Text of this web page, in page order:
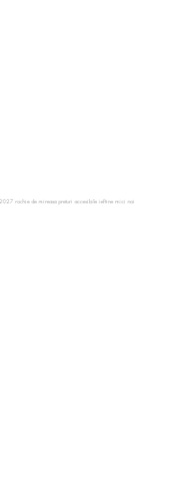
rochie de mireasa preturi accesibile ieftine mici noi